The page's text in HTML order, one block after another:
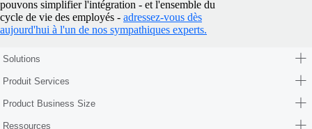
pouvons simplifier l'intégration - et l'ensemble du
cycle de vie des employés - adressez-vous dès
aujourd'hui à l'un de nos sympathiques experts.
Solutions
Produit Services
Product Business Size
Ressources